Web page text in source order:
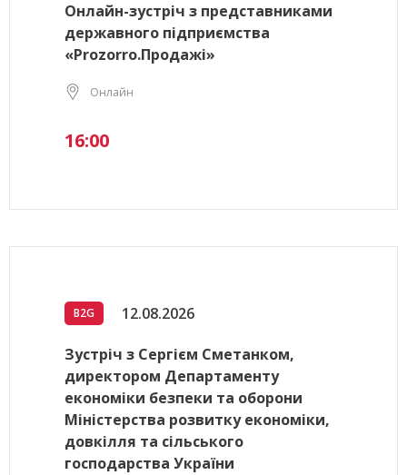
Онлайн-зустріч з представниками
державного підприємства
«Prozorro.Продажі»
Онлайн
16:00
B2G 12.08.2026
Зустріч з Сергієм Сметанком,
директором Департаменту
економіки безпеки та оборони
Міністерства розвитку економіки,
довкілля та сільського
господарства України